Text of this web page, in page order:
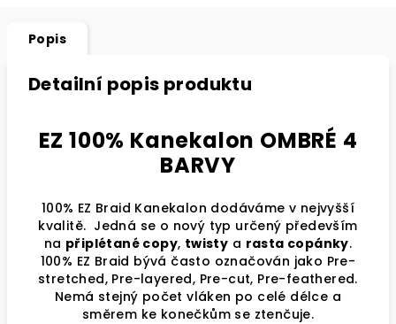
Popis
Detailní popis produktu
EZ 100% Kanekalon OMBRÉ 4
BARVY
100% EZ Braid Kanekalon dodáváme v nejvyšší
kvalitě. Jedná se o nový typ určený především
na připlétané copy, twisty a rasta copánky.
100% EZ Braid bývá často označován jako Pre-
stretched, Pre-layered, Pre-cut, Pre-feathered.
Nemá stejný počet vláken po celé délce a
směrem ke konečkům se ztenčuje.